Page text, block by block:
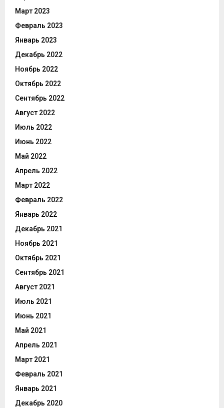
Март 2023
Февраль 2023
Январь 2023
Декабрь 2022
Ноябрь 2022
Октябрь 2022
Сентябрь 2022
Август 2022
Июль 2022
Июнь 2022
Май 2022
Апрель 2022
Март 2022
Февраль 2022
Январь 2022
Декабрь 2021
Ноябрь 2021
Октябрь 2021
Сентябрь 2021
Август 2021
Июль 2021
Июнь 2021
Май 2021
Апрель 2021
Март 2021
Февраль 2021
Январь 2021
Декабрь 2020